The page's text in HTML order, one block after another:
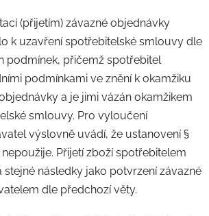
(přijetím) závazné objednávky
k uzavření spotřebitelské smlouvy dle
podmínek, přičemž spotřebitel
podmínkami ve znění k okamžiku
a je jimi vázán okamžikem
smlouvy. Pro vyloučení
výslovně uvádí, že ustanovení §
nepoužije. Přijetí zboží spotřebitelem
následky jako potvrzení závazné
dle předchozí věty.